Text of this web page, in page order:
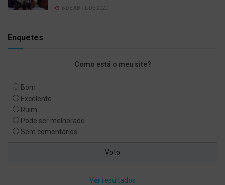
6 DE ABRIL DE 2020
Enquetes
Como está o meu site?
Bom
Excelente
Ruim
Pode ser melhorado
Sem comentários
Ver resultados